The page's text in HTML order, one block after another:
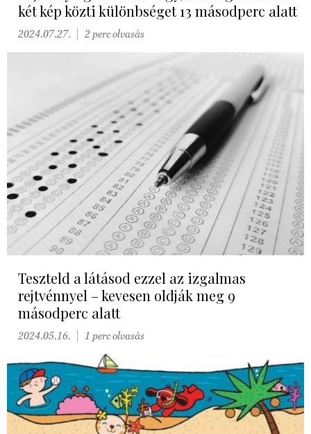
két kép közti különbséget 13 másodperc alatt
2024.07.27. 2 perc olvasás
Teszteld a látásod ezzel az izgalmas
rejtvénnyel – kevesen oldják meg 9
másodperc alatt
2024.05.16. 1 perc olvasás